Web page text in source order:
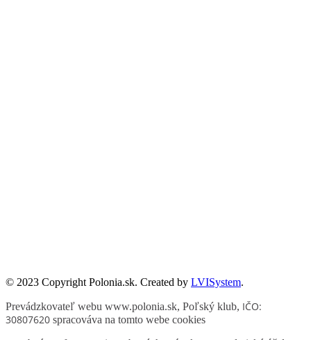
© 2023 Copyright Polonia.sk. Created by LVISystem.
Prevádzkovateľ webu www.polonia.sk, Poľský klub, IČO:
30807620 spracováva na tomto webe cookies